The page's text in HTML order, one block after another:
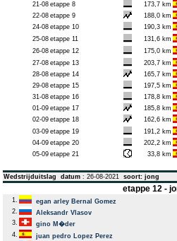
21-08 etappe 8
173,7 km
22-08 etappe 9
188,0 km
24-08 etappe 10
190,3 km
25-08 etappe 11
131,6 km
26-08 etappe 12
175,0 km
27-08 etappe 13
203,7 km
28-08 etappe 14
165,7 km
29-08 etappe 15
197,5 km
31-08 etappe 16
178,8 km
01-09 etappe 17
185,8 km
02-09 etappe 18
162,6 km
03-09 etappe 19
191,2 km
04-09 etappe 20
202,2 km
05-09 etappe 21 33,8 km
Wedstrijduitslag datum : 26-08-2021 soort: jong
etappe 12 -
1.
egan arley Bernal Gomez
2.
Aleksandr Vlasov
3.
gino M�der
4.
juan pedro Lopez Perez